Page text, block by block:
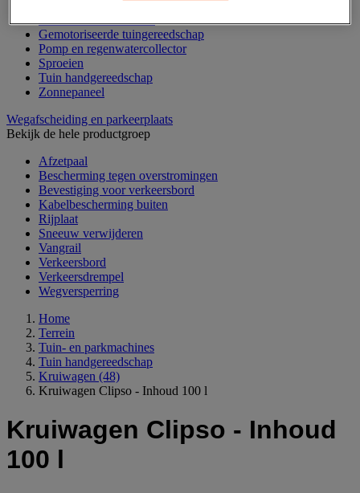
Gemotoriseerde tuingereedschap
Pomp en regenwatercollector
Sproeien
Tuin handgereedschap
Zonnepaneel
Wegafscheiding en parkeerplaats
Bekijk de hele productgroep
Afzetpaal
Bescherming tegen overstromingen
Bevestiging voor verkeersbord
Kabelbescherming buiten
Rijplaat
Sneeuw verwijderen
Vangrail
Verkeersbord
Verkeersdrempel
Wegversperring
Home
Terrein
Tuin- en parkmachines
Tuin handgereedschap
Kruiwagen (48)
Kruiwagen Clipso - Inhoud 100 l
Kruiwagen Clipso - Inhoud
100 l